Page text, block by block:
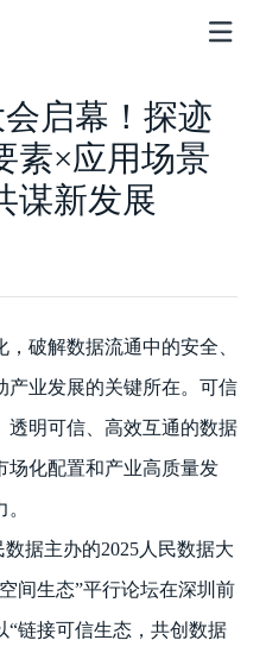
启幕！探迹
素×应用场景
谋新发展
破解数据流通中的安全、
产业发展的关键所在。可信
透明可信、高效互通的数据
场化配置和产业高质量发
据主办的2025人民数据大
间生态”平行论坛在深圳前
链接可信生态，共创数据